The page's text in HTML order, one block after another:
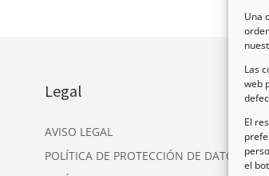
Una
Las
web
El
el
Legal
AVISO LEGAL
POLÍTICA DE PROTECCIÓN DE DATOS